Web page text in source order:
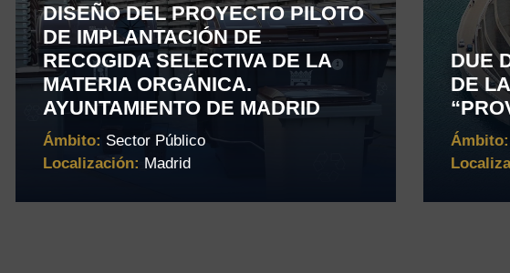
DISEÑO DEL PROYECTO PILOTO
DE IMPLANTACIÓN DE
RECOGIDA SELECTIVA DE LA
MATERIA ORGÁNICA.
AYUNTAMIENTO DE MADRID
Ámbito: Sector Público
Localización: Madrid
DUE
DE
Ámbito: